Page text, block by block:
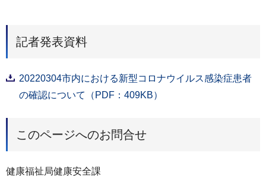
記者発表資料
20220304市内における新型コロナウイルス感染症患者
の確認について（PDF：409KB）
このページへのお問合せ
健康福祉局健康安全課